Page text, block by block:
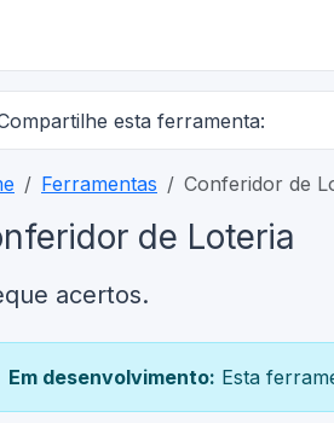
esta ferramenta:
Ferramentas Conferidor de
de Loteria
acertos.
Em desenvolvimento: Esta